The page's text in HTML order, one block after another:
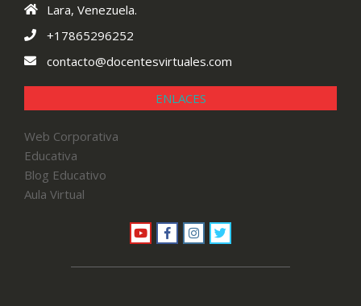
Lara, Venezuela.
+17865296252
contacto@docentesvirtuales.com
ENLACES
Web Corporativa
Educativa
Blog Educativo
Aula Virtual